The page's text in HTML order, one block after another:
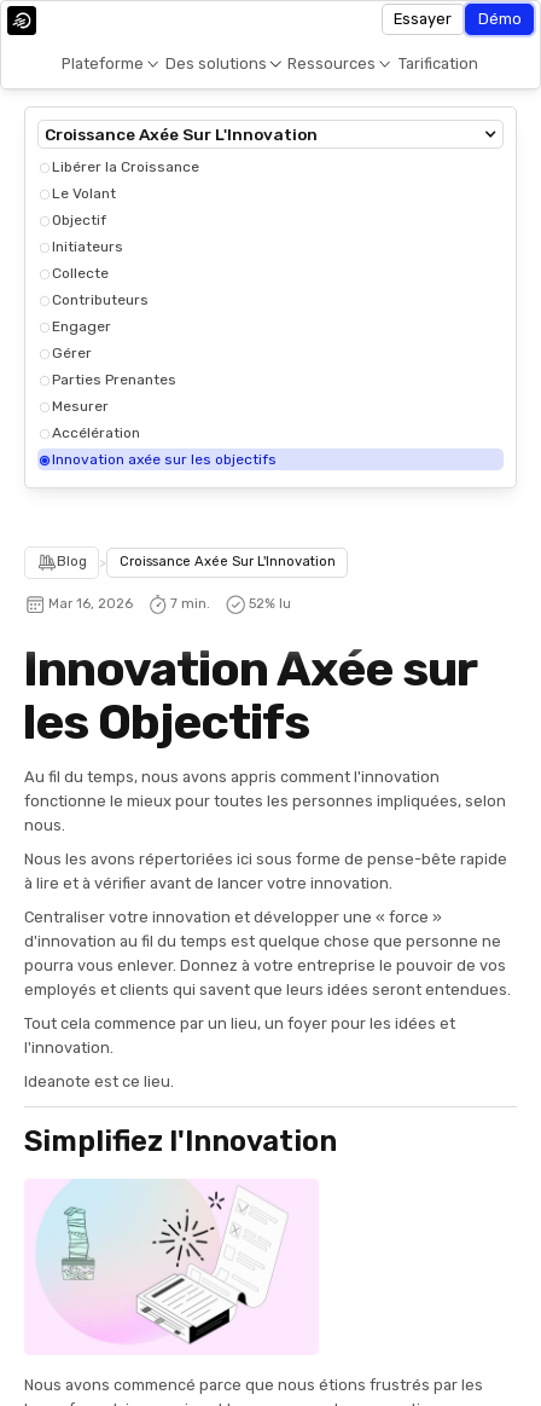
Plateforme Des solutions Ressources Tarification
Essayer Démo
Croissance Axée Sur L'Innovation
Libérer la Croissance
Le Volant
Objectif
Initiateurs
Collecte
Contributeurs
Engager
Gérer
Parties Prenantes
Mesurer
Accélération
Innovation axée sur les objectifs
Blog > Croissance Axée Sur L'Innovation
Mar 16, 2026 7 min. 52% lu
Innovation Axée sur
les Objectifs
Au fil du temps, nous avons appris comment l'innovation
fonctionne le mieux pour toutes les personnes impliquées, selon
nous.
Nous les avons répertoriées ici sous forme de pense-bête rapide
à lire et à vérifier avant de lancer votre innovation.
Centraliser votre innovation et développer une « force »
d'innovation au fil du temps est quelque chose que personne ne
pourra vous enlever. Donnez à votre entreprise le pouvoir de vos
employés et clients qui savent que leurs idées seront entendues.
Tout cela commence par un lieu, un foyer pour les idées et
l'innovation.
Ideanote est ce lieu.
Simplifiez l'Innovation
Nous avons commencé parce que nous étions frustrés par les